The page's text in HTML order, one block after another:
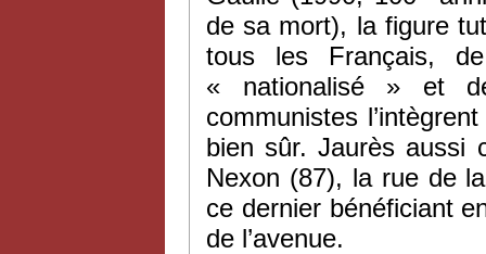
de sa mort), la figure
tous les Français,
« nationalisé » et
communistes
bien sûr. Jaurès aussi
Nexon (87), la rue de
ce dernier bénéficiant
de l’avenue.